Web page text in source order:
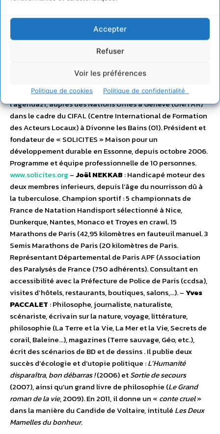
Accepter
Refuser
Voir les préférences
Politique de cookies Politique de confidentialité
interlocuteur des pouvoirs publics et s’efforce de faire le
lien entre les élus et les services de l’Etat notamment pour
expliquer les objectifs de la loi littoral du 2 janvier 1986,
qui vise à protéger le littoral, espace fragile et convoité
mais sans exclure les activités économiques, nécessaires
aux populations qui y vivent. –
conseiller spécial pour le Développement Durable et
l’agenda21, auprès des Nations Unies à Genève (UNITAR)
dans le cadre du CIFAL (Centre International de Formation
des Acteurs Locaux) à Divonne les Bains (01). Président et
fondateur de « SOLICITES » Maison pour un
développement durable en Essonne, depuis octobre 2006.
Programme et équipe professionnelle de 10 personnes.
www.solicites.org – Joël NEKKAB : Handicapé moteur des
deux membres inferieurs, depuis l’âge du nourrisson dû à
la tuberculose. Champion sportif : 5 championnats de
France de Natation Handisport sélectionné à Nice,
Dunkerque, Nantes, Monaco et Troyes en crawl. 15
Marathons de Paris (42,95 kilomètres en fauteuil manuel. 3
Semis Marathons de Paris (20 kilomètres de Paris.
Représentant Départemental de Paris APF (Association
des Paralysés de France (750 adhérents). Consultant en
accessibilité avec la Préfecture de Police de Paris (ccdsa),
visites d’hôtels, restaurants, boutiques, salons,…). –Yves
PACCALET : Philosophe, journaliste, naturaliste,
scénariste, écrivain sur la nature, voyage, littérature,
philosophie (La Terre et la Vie, La Mer et la Vie, Secrets de
corail, Baleine…), magazines (Terre sauvage, Géo, etc.),
écrit des scénarios de BD et de dessins . Il publie deux
succès d’écologie et d’utopie politique :L’Humanité
disparaîtra, bon débarras !(2006) etSortie de secours
(2007), ainsi qu’un grand livre de philosophie (Le Grand
roman de la vie, 2009). En 2011, il donne un « conte cruel»
dans la manière du Candide de Voltaire, intitulé Les Deux
Mamelles du bonheur.